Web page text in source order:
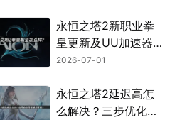
永恒之塔2新职业拳
皇更新及UU加速器
联机优化指南！
2026-07-01
永恒之塔2延迟高怎
么解决？三步优化告